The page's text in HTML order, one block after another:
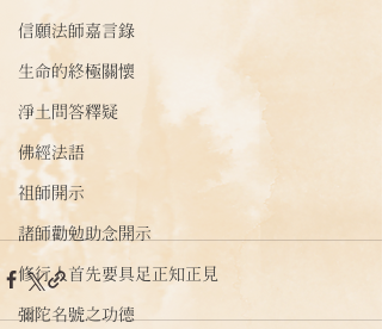
信願法師嘉言錄
生命的終極關懷
淨土問答釋疑
佛經法語
祖師開示
諸師勸勉助念開示
修行人首先要具足正知正見
彌陀名號之功德